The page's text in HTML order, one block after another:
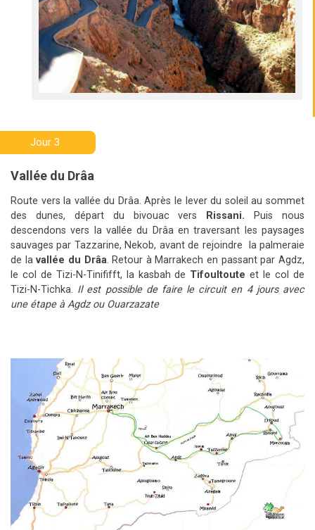
Jour 3
Vallée du Drâa
Route vers la vallée du Drâa. Après le lever du soleil au sommet
des dunes, départ du bivouac vers
Rissani.
Puis nous
descendons vers la vallée du Drâa en traversant les paysages
sauvages par Tazzarine, Nekob, avant de rejoindre la palmeraie
de lavallée du Drâa. Retour à Marrakech en passant par Agdz,
le col de Tizi-N-Tinififft, la kasbah de Tifoultouteet le col de
Tizi-N-Tichka. Il est possible de faire le circuit en 4 jours avec
une étape à Agdz ou Ouarzazate